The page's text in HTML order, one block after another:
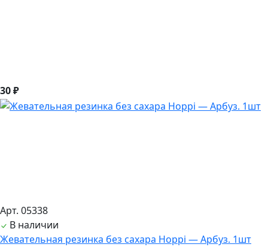
30 ₽
Арт. 05338
В наличии
Жевательная резинка без сахара Hoppi — Арбуз. 1шт